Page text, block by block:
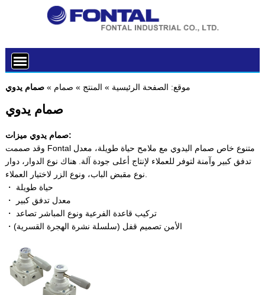
موقع: الصفحة الرئيسية » المنتج » صمام » صمام يدوي
صمام يدوي
صمام يدوي ميزات:
وقد صممت Fontal متنوع خاص صمام اليدوي مع ملامح حياة طويلة، معدل
تدفق كبير وآمنة لتوفر للعملاء لإنتاج أعلى جودة آلة. هناك نوع الدوار، دوار
・ حياة طويلة
・ معدل تدفق كبير
・ تركيب قاعدة الفرعية ونوع المباشر تصاعد
・الأمن تصميم قفل (سلسلة نشرة الهجرة القسرية)